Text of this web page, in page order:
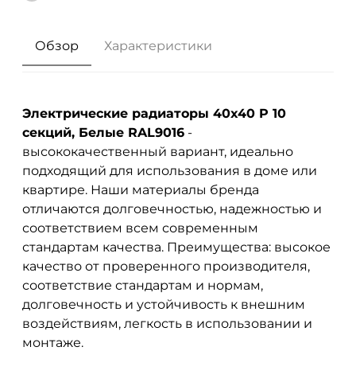
Обзор Характеристики
Электрические радиаторы 40x40 P 10
секций, Белые RAL9016 -
высококачественный вариант, идеально
подходящий для использования в доме или
квартире. Наши материалы бренда
отличаются долговечностью, надежностью и
соответствием всем современным
стандартам качества. Преимущества: высокое
качество от проверенного производителя,
соответствие стандартам и нормам,
долговечность и устойчивость к внешним
воздействиям, легкость в использовании и
монтаже.